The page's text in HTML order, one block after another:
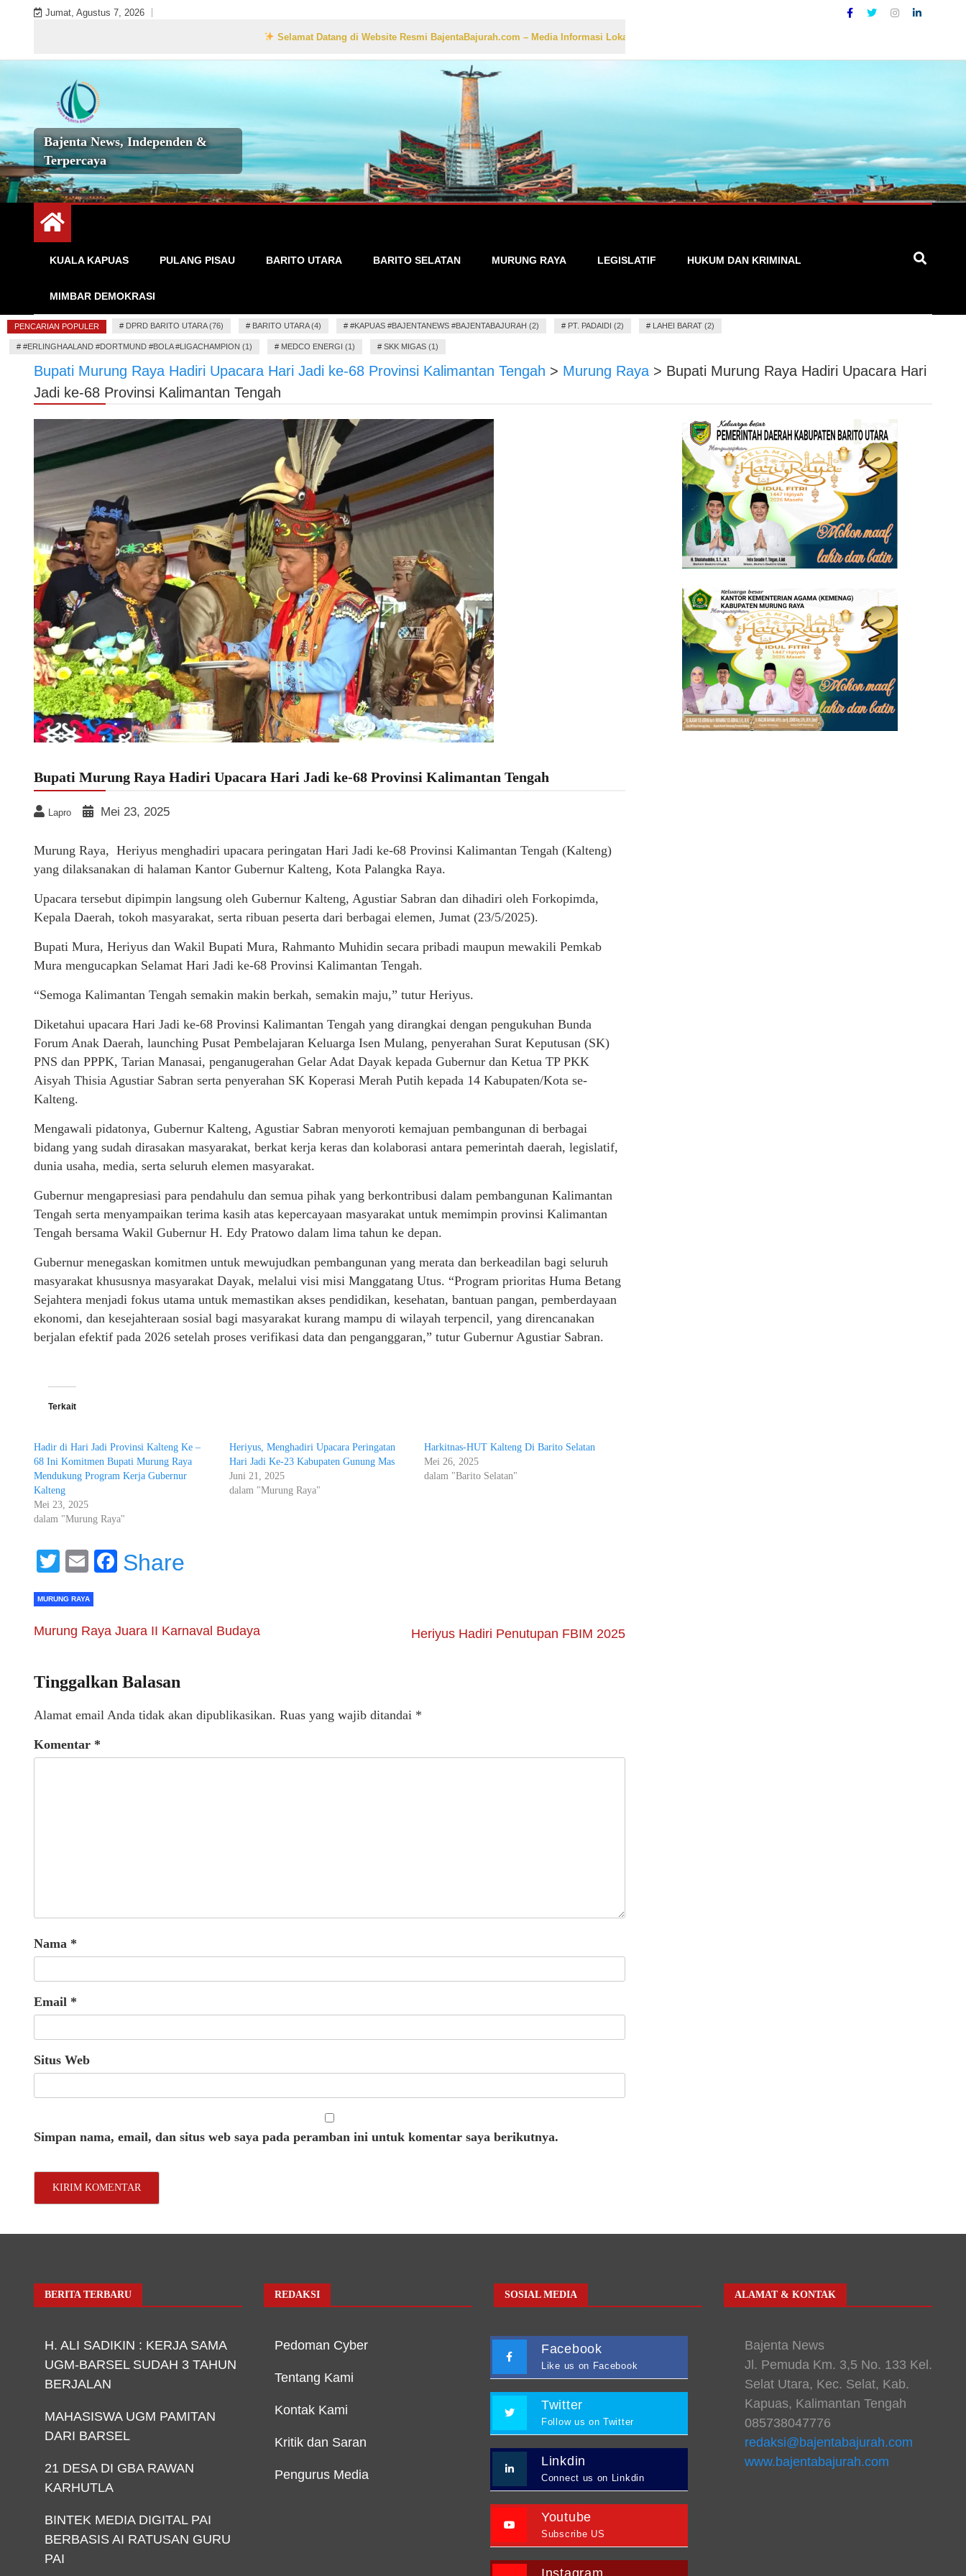
Jumat, Agustus 7, 2026
Selamat Datang di Website Resmi BajentaBajurah.com – Media Informasi Lokal yang Akurat, Cepat, dan Terpercaya
Bajenta News, Independen &
Terpercaya
KUALA KAPUAS PULANG PISAU BARITO UTARA BARITO SELATAN MURUNG RAYA LEGISLATIF HUKUM DAN KRIMINAL
MIMBAR DEMOKRASI
PENCARIAN POPULER # DPRD BARITO UTARA (76) # BARITO UTARA (4) # #KAPUAS #BAJENTANEWS #BAJENTABAJURAH (2) # PT. PADAIDI (2) # LAHEI BARAT (2)
# #ERLINGHAALAND #DORTMUND #BOLA #LIGACHAMPION (1) # MEDCO ENERGI (1) # SKK MIGAS (1)
Bupati Murung Raya Hadiri Upacara Hari Jadi ke-68 Provinsi Kalimantan Tengah > Murung Raya > Bupati Murung Raya Hadiri Upacara Hari
Jadi ke-68 Provinsi Kalimantan Tengah
Bupati Murung Raya Hadiri Upacara Hari Jadi ke-68 Provinsi Kalimantan Tengah
Lapro Mei 23, 2025
Murung Raya, Heriyus menghadiri upacara peringatan Hari Jadi ke-68 Provinsi Kalimantan Tengah (Kalteng)
yang dilaksanakan di halaman Kantor Gubernur Kalteng, Kota Palangka Raya.
Upacara tersebut dipimpin langsung oleh Gubernur Kalteng, Agustiar Sabran dan dihadiri oleh Forkopimda,
Kepala Daerah, tokoh masyarakat, serta ribuan peserta dari berbagai elemen, Jumat (23/5/2025).
Bupati Mura, Heriyus dan Wakil Bupati Mura, Rahmanto Muhidin secara pribadi maupun mewakili Pemkab
Mura mengucapkan Selamat Hari Jadi ke-68 Provinsi Kalimantan Tengah.
“Semoga Kalimantan Tengah semakin makin berkah, semakin maju,” tutur Heriyus.
Diketahui upacara Hari Jadi ke-68 Provinsi Kalimantan Tengah yang dirangkai dengan pengukuhan Bunda
Forum Anak Daerah, launching Pusat Pembelajaran Keluarga Isen Mulang, penyerahan Surat Keputusan (SK)
PNS dan PPPK, Tarian Manasai, penganugerahan Gelar Adat Dayak kepada Gubernur dan Ketua TP PKK
Aisyah Thisia Agustiar Sabran serta penyerahan SK Koperasi Merah Putih kepada 14 Kabupaten/Kota se-
Kalteng.
Mengawali pidatonya, Gubernur Kalteng, Agustiar Sabran menyoroti kemajuan pembangunan di berbagai
bidang yang sudah dirasakan masyarakat, berkat kerja keras dan kolaborasi antara pemerintah daerah, legislatif,
dunia usaha, media, serta seluruh elemen masyarakat.
Gubernur mengapresiasi para pendahulu dan semua pihak yang berkontribusi dalam pembangunan Kalimantan
Tengah serta menyampaikan terima kasih atas kepercayaan masyarakat untuk memimpin provinsi Kalimantan
Tengah bersama Wakil Gubernur H. Edy Pratowo dalam lima tahun ke depan.
Gubernur menegaskan komitmen untuk mewujudkan pembangunan yang merata dan berkeadilan bagi seluruh
masyarakat khususnya masyarakat Dayak, melalui visi misi Manggatang Utus. “Program prioritas Huma Betang
Sejahtera menjadi fokus utama untuk memastikan akses pendidikan, kesehatan, bantuan pangan, pemberdayaan
ekonomi, dan kesejahteraan sosial bagi masyarakat kurang mampu di wilayah terpencil, yang direncanakan
berjalan efektif pada 2026 setelah proses verifikasi data dan penganggaran,” tutur Gubernur Agustiar Sabran.
Terkait
Hadir di Hari Jadi Provinsi Kalteng Ke –
68 Ini Komitmen Bupati Murung Raya
Mendukung Program Kerja Gubernur
Kalteng
Mei 23, 2025
dalam "Murung Raya"
Heriyus, Menghadiri Upacara Peringatan
Hari Jadi Ke-23 Kabupaten Gunung Mas
Juni 21, 2025
dalam "Murung Raya"
Harkitnas-HUT Kalteng Di Barito Selatan
Mei 26, 2025
dalam "Barito Selatan"
Twitter
EmailFacebook
Share
MURUNG RAYA
Murung Raya Juara II Karnaval Budaya Heriyus Hadiri Penutupan FBIM 2025
Tinggalkan Balasan
Alamat email Anda tidak akan dipublikasikan. Ruas yang wajib ditandai *
Komentar *
Nama *
Email *
Situs Web
Simpan nama, email, dan situs web saya pada peramban ini untuk komentar saya berikutnya.
BERITA TERBARU
H. ALI SADIKIN : KERJA SAMA
UGM-BARSEL SUDAH 3 TAHUN
BERJALAN
MAHASISWA UGM PAMITAN
DARI BARSEL
21 DESA DI GBA RAWAN
KARHUTLA
BINTEK MEDIA DIGITAL PAI
BERBASIS AI RATUSAN GURU
PAI
REDAKSI
Pedoman Cyber
Tentang Kami
Kontak Kami
Kritik dan Saran
Pengurus Media
SOSIAL MEDIA
Facebook
Like us on Facebook
Twitter
Follow us on Twitter
Linkdin
Connect us on Linkdin
Youtube
Subscribe US
Instagram
ALAMAT & KONTAK
Bajenta News
Jl. Pemuda Km. 3,5 No. 133 Kel.
Selat Utara, Kec. Selat, Kab.
Kapuas, Kalimantan Tengah
085738047776
redaksi@bajentabajurah.com
www.bajentabajurah.com